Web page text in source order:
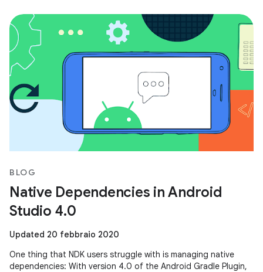
BLOG
Native Dependencies in Android
Studio 4.0
Updated 20 febbraio 2020
One thing that NDK users struggle with is managing native
dependencies: With version 4.0 of the Android Gradle Plugin,